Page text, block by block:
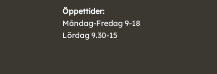
Öppettider:
Måndag-Fredag 9-18
Lördag 9.30-15